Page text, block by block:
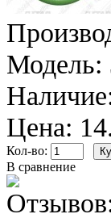
Модель:
Цена:
Кол-во:
В сравнение